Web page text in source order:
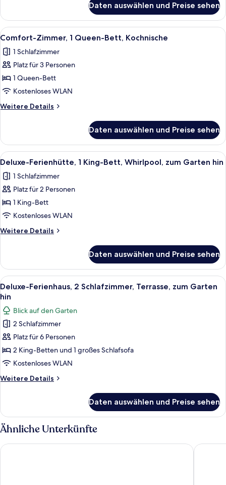
anzeigen
Zimmer,
Queen-
Kochnische
Daten auswählen und Preise sehen
Alle
Fotos
für
Comfort-
Zimmer,
1
Queen-
Bett,
anzeigen
Ein gemütliches Schlafzimmer mit
11
Comfort-Zimmer, 1 Queen-Bett, Kochnische
1 Schlafzimmer
Platz für 3 Personen
1 Queen-Bett
Kostenloses WLAN
Weitere Details
Weitere
Zimmer,
Queen-
Kochnische
Daten auswählen und Preise sehen
Alle
Fotos
für
Deluxe-
Ferienhütte,
1 King-
Bett,
Whirlpool,
Garten
hin
anzeigen
Ein hölzerner Bettrahmen mit einer
22
Deluxe-Ferienhütte, 1 King-Bett, Whirlpool, zum Garten hin
1 Schlafzimmer
Platz für 2 Personen
1 King-Bett
Kostenloses WLAN
Weitere Details
Weitere
Ferienhütte,
1 King-
Bett,
Whirlpool,
Garten
hin
Daten auswählen und Preise sehen
Alle
Fotos
für
Deluxe-
Ferienhaus,
2 Schlafzimmer,
Terrasse,
zum
Garten
hin
Ein Schild an einem Gebäude mit
22
Deluxe-Ferienhaus, 2 Schlafzimmer, Terrasse, zum Garten
hin
Blick auf den Garten
2 Schlafzimmer
Platz für 6 Personen
2 King-Betten und 1 großes Schlafsofa
Kostenloses WLAN
Weitere Details
Weitere
Ferienhaus,
2 Schlafzimmer,
Terrasse,
zum
Garten
Daten auswählen und Preise sehen
Ähnliche Unterkünfte
Northern Queen Inn Grass